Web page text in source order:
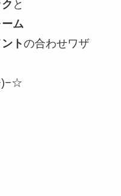
と
ム
トの合わせワザ